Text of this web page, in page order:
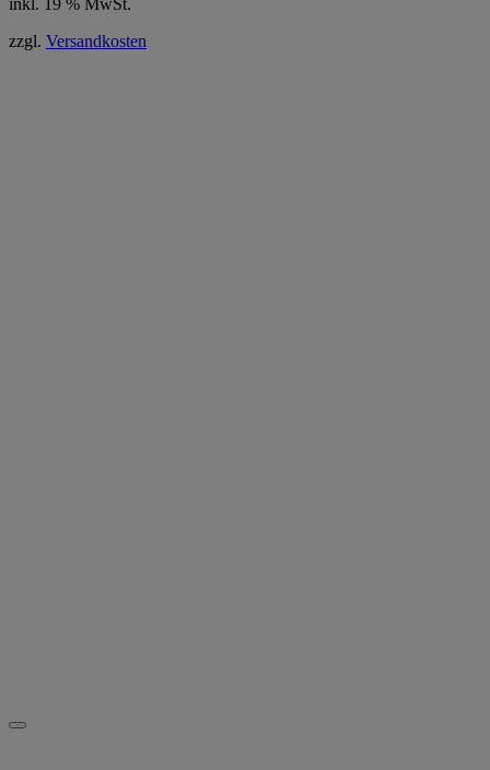
zzgl. Versandkosten